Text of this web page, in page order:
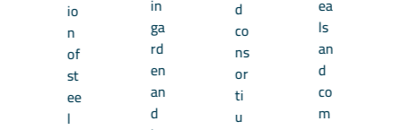
io
n
of
st
ee
l
in
ga
rd
en
an
d
d
co
ns
or
ti
u
ea
ls
an
d
co
m